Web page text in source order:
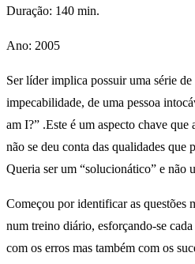
Duração: 140 min.
Ano: 2005
Ser líder implica possuir uma série
impecabilidade, de uma pessoa
am I?” .Este é um aspecto chave
não se deu conta das qualidades que
Queria ser um “solucionático” e não
Começou por identificar as questões
num treino diário, esforçando-se
com os erros mas também com os